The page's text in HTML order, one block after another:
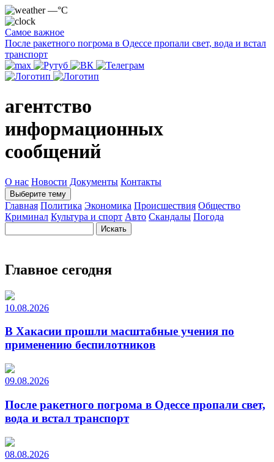
—°C
Самое важное
После ракетного погрома в Одессе пропали свет, вода и встал
транспорт
агентство
информационных
сообщений
О нас Новости Документы Контакты
Выберите тему
Главная Политика Экономика Происшествия Общество
Криминал Культура и спорт Авто Скандалы Погода
Главное сегодня
10.08.2026
В Хакасии прошли масштабные учения по
применению беспилотников
09.08.2026
После ракетного погрома в Одессе пропали свет,
вода и встал транспорт
08.08.2026